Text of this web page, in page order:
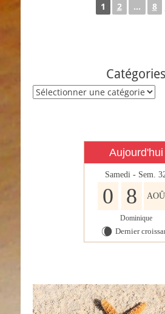
1 2 ... 8
Catégories
Catégories
Aujourd'hui
Samedi - Sem.
0 8
Dominique
W Dernier